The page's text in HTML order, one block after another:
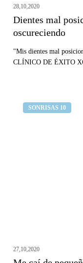
28,10,2020
Dientes mal
oscureciendo
"Mis dientes mal
CLÍNICO DE ÉXITO
diente
SONRISAS 10
27,10,2020
Clínica dental